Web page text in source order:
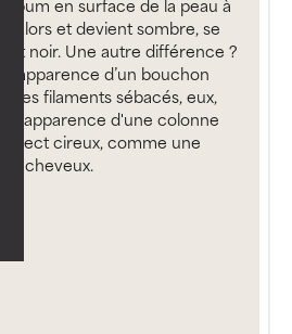
alors et devient sombre, se
noir. Une autre différence ?
l’apparence d’un bouchon
Les filaments sébacés, eux,
l'apparence d'une colonne
cireux, comme une
cheveux.